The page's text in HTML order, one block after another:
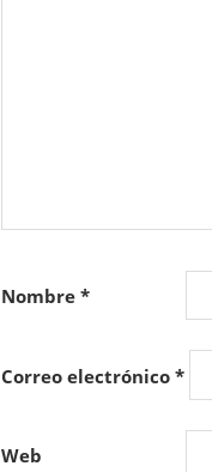
Nombre *
Correo electrónico *
Web